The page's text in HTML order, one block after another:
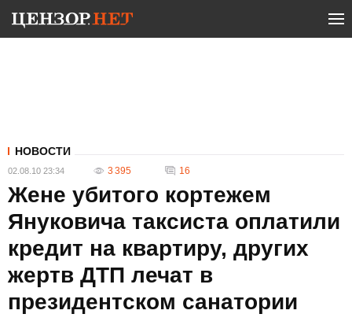
НОВОСТИ
02.08.10 23:34 3 395 16
Жене убитого кортежем
Януковича таксиста оплатили
кредит на квартиру, других
жертв ДТП лечат в
президентском санатории